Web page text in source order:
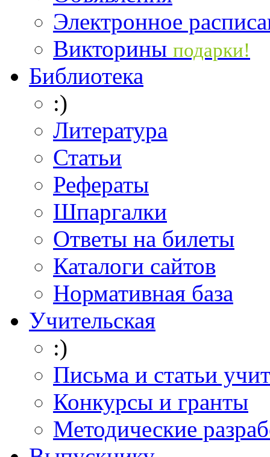
Электронное
Викторины подарки!
Библиотека
:)
Литература
Статьи
Рефераты
Шпаргалки
Ответы на билеты
Каталоги сайтов
Нормативная база
Учительская
:)
Письма и статьи
Конкурсы и гранты
Методические